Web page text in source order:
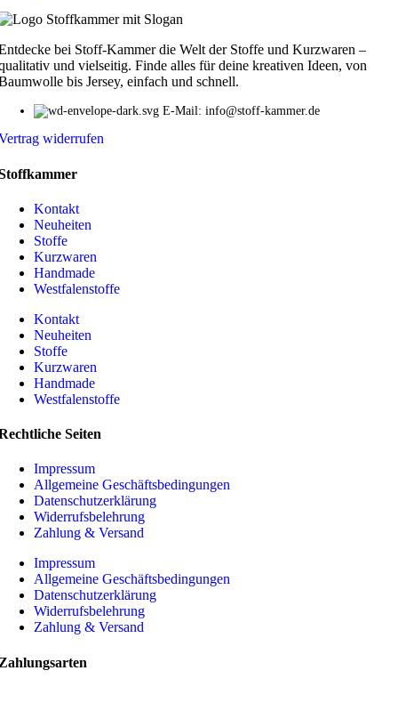
bei Stoff-Kammer die Welt der Stoffe und Kurzwaren –
und vielseitig. Finde alles für deine kreativen Ideen, von
bis Jersey, einfach und schnell.
E-Mail: info@stoff-kammer.de
widerrufen
Kontakt
Neuheiten
Stoffe
Kurzwaren
Handmade
Westfalenstoffe
Kontakt
Neuheiten
Stoffe
Kurzwaren
Handmade
Westfalenstoffe
Seiten
Impressum
Allgemeine Geschäftsbedingungen
Datenschutzerklärung
Widerrufsbelehrung
Zahlung & Versand
Impressum
Allgemeine Geschäftsbedingungen
Datenschutzerklärung
Widerrufsbelehrung
Zahlung & Versand